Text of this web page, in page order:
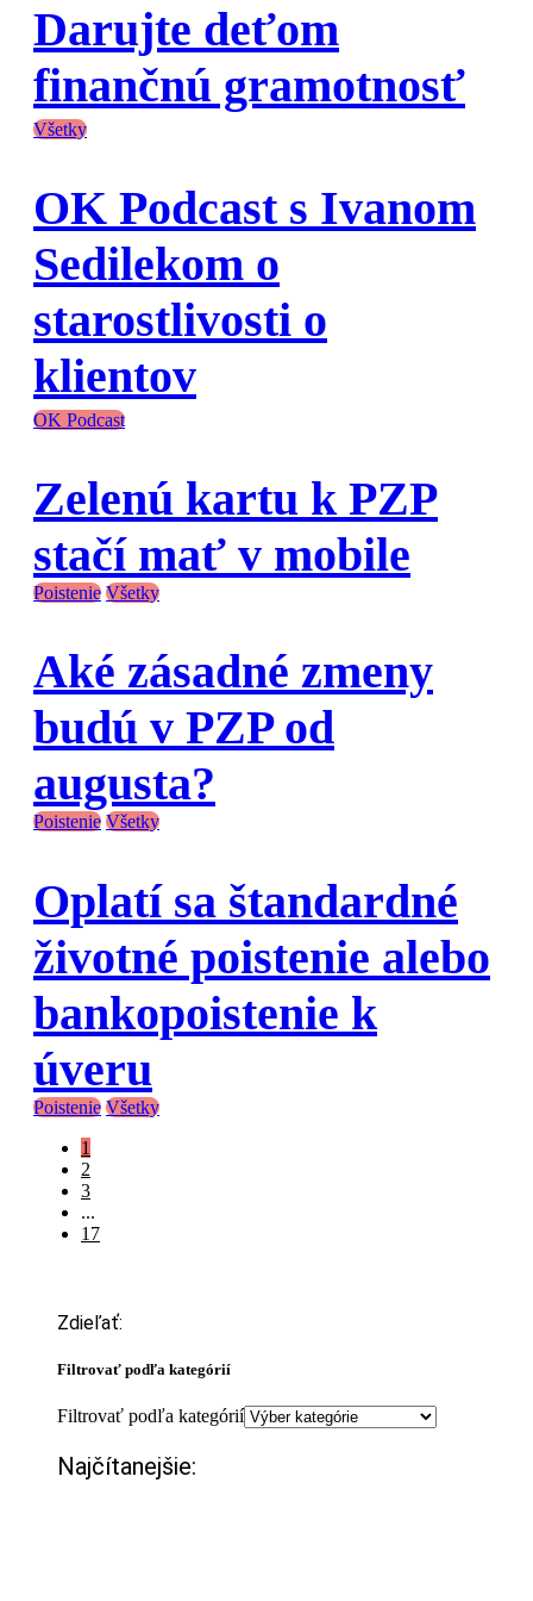
Darujte deťom
finančnú gramotnosť
Všetky
OK Podcast s Ivanom
Sedilekom o
starostlivosti o
klientov
OK Podcast
Zelenú kartu k PZP
stačí mať v mobile
Poistenie Všetky
Aké zásadné zmeny
budú v PZP od
augusta?
Poistenie Všetky
Oplatí sa štandardné
životné poistenie alebo
bankopoistenie k
úveru
Poistenie Všetky
1
2
3
...
17
Zdieľať:
Filtrovať podľa kategórií
Filtrovať podľa kategórií
Najčítanejšie: